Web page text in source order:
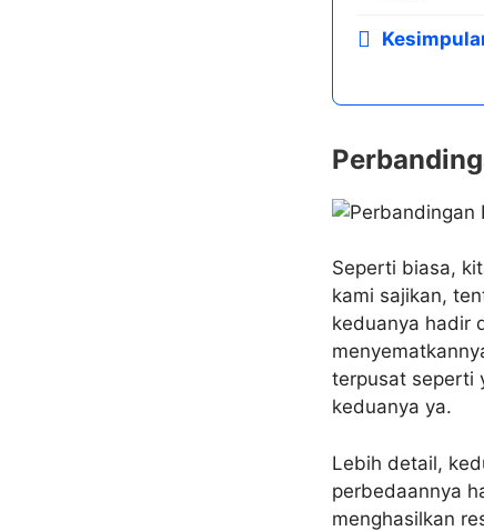
Seperti biasa,
kami sajikan,
keduanya hadir
terpusat seperti
keduanya ya.
Lebih detail,
perbedaannya
menghasilkan